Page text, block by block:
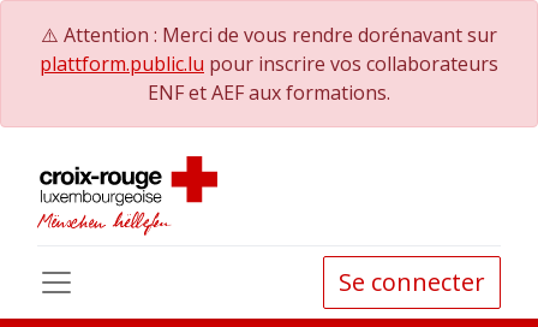
⚠️ Attention : Merci de vous rendre dorénavant sur
plattform.public.lu pour inscrire vos collaborateurs
ENF et AEF aux formations.
Se connecter